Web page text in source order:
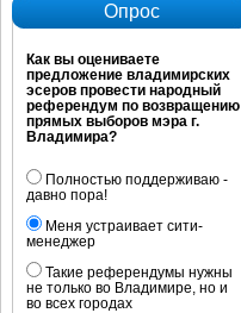
Опрос
Как вы оцениваете
предложение владимирских
эсеров провести народный
референдум по возвращению
прямых выборов мэра г.
Владимира?
Полностью поддерживаю -
давно пора!
Меня устраивает сити-
менеджер
Такие референдумы нужны
не только во Владимире, но и
во всех городах